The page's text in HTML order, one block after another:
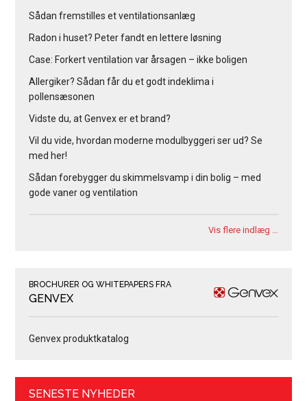
Sådan fremstilles et ventilationsanlæg
Radon i huset? Peter fandt en lettere løsning
Case: Forkert ventilation var årsagen – ikke boligen
Allergiker? Sådan får du et godt indeklima i
pollensæsonen
Vidste du, at Genvex er et brand?
Vil du vide, hvordan moderne modulbyggeri ser ud? Se
med her!
Sådan forebygger du skimmelsvamp i din bolig – med
gode vaner og ventilation
Vis flere indlæg …
BROCHURER OG WHITEPAPERS FRA
GENVEX
Genvex produktkatalog
SENESTE NYHEDER